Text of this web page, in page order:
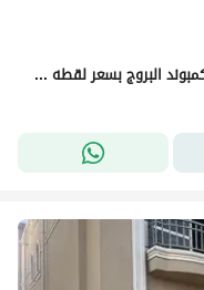
بأقل مقدم و تسهيلات في السداد فيلا في كمبوند البروج بسعر لقطه متاح معاينه